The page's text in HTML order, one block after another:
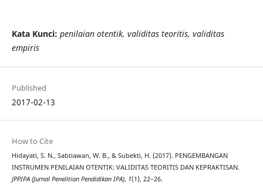
Kata Kunci: penilaian otentik, validitas teoritis, validitas
empiris
Published
2017-02-13
How to Cite
Hidayati, S. N., Sabtiawan, W. B., & Subekti, H. (2017). PENGEMBANGAN
INSTRUMEN PENILAIAN OTENTIK: VALIDITAS TEORITIS DAN KEPRAKTISAN.
JPPIPA (Jurnal Penelitian Pendidikan IPA), 1(1), 22–26.